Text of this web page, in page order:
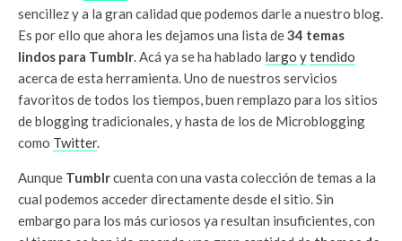
sencillez y a la gran calidad que podemos darle a nuestro blog.
Es por ello que ahora les dejamos una lista de34 temas
lindos para Tumblr. Acá ya se ha hablado largo ytendido
acerca de esta herramienta. Uno de nuestros servicios
favoritos de todos los tiempos, buen remplazo para los sitios
de blogging tradicionales, y hasta de los de Microblogging
como Twitter.
Aunque Tumblrcuenta con una vasta colección de temas a la
cual podemos acceder directamente desde el sitio. Sin
embargo para los más curiosos ya resultan insuficientes, con